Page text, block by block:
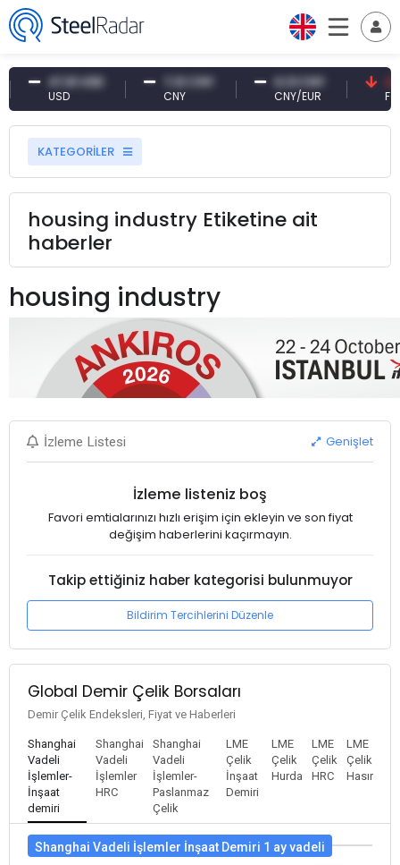
47,61 USD
USD
7,10 CNY
CNY
0,13 CNY
CNY/EUR Faiz
KATEGORİLER
housing industry Etiketine ait
haberler
housing industry
İzleme Listesi Genişlet
İzleme listeniz boş
Favori emtialarınızı hızlı erişim için ekleyin ve son fiyat
değişim haberlerini kaçırmayın.
Takip ettiğiniz haber kategorisi bulunmuyor
Bildirim Tercihlerini Düzenle
Global Demir Çelik Borsaları
Demir Çelik Endeksleri, Fiyat ve Haberleri
Shanghai
Vadeli
İşlemler-
İnşaat
demiri
Shanghai
Vadeli
İşlemler
HRC
Shanghai
Vadeli
İşlemler-
Paslanmaz
Çelik
LME
Çelik
İnşaat
Demiri
LME
Çelik
Hurda
LME
Çelik
HRC
LME
Çelik
Hasır
Shanghai Vadeli İşlemler İnşaat Demiri 1 ay vadeli